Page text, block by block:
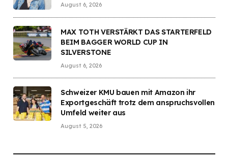
August 6, 2026
MAX TOTH VERSTÄRKT DAS STARTERFELD
BEIM BAGGER WORLD CUP IN
SILVERSTONE
August 6, 2026
Schweizer KMU bauen mit Amazon ihr
Exportgeschäft trotz dem anspruchsvollen
Umfeld weiter aus
August 5, 2026